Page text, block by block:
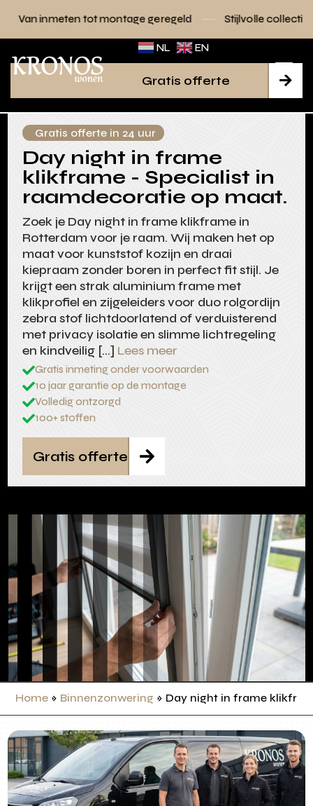
montage geregeld Stijlvolle collecties voor elk
NL EN

Gratis offerte
Gratis offerte in 24 uur
Day night in frame
klikframe - Specialist in
raamdecoratie op maat.
Zoek je Day night in frame klikframe in
Rotterdam voor je raam. Wij maken het op
maat voor kunststof kozijn en draai
kiepraam zonder boren in perfect fit stijl. Je
krijgt een strak aluminium frame met
klikprofiel en zijgeleiders voor duo rolgordijn
zebra stof lichtdoorlatend of verduisterend
met privacy isolatie en slimme lichtregeling
en kindveilig […] Lees meer
Gratis inmeting onder voorwaarden
10 jaar garantie op de montage
Volledig ontzorgd
100+ stoffen

Gratis offerte
Home » Binnenzonwering » Day night in frame